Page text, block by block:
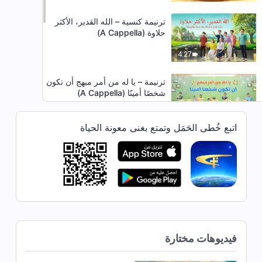
4:27
ترنيمة كنسية – الله القدير، الأكثر
حلاوة (A Cappella)
ترنيمة – يا له من أمر مبهج أن تكون
شخصًا أمينًا (A Cappella)
2:48
ترنيمة – حياتنا ليست بلا جدوى –
قدّموا محبةً للمسيح (A Cappella)
10:07
ترنيمة – نتيجة معرفة الله (A
اتبع خُطى الحَمَل وتمتع بغنى معونة الحياة
فيديوهات مختارة